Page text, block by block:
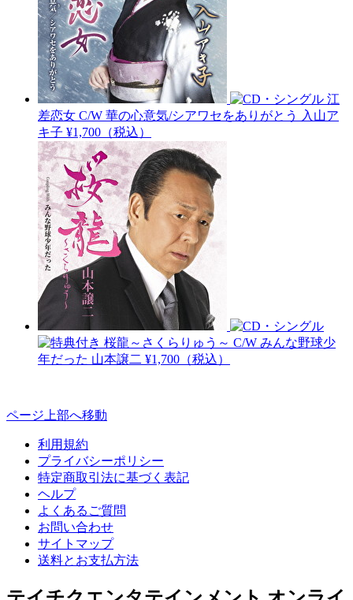
江
差恋女 C/W 華の心意気/シアワセをありがとう
入山ア
キ子 ¥1,700（税込）
桜龍～さくらりゅう～ C/W みんな野球少
年だった 山本譲二 ¥1,700（税込）
ページ上部へ移動
利用規約
プライバシーポリシー
特定商取引法に基づく表記
ヘルプ
よくあるご質問
お問い合わせ
サイトマップ
送料とお支払方法